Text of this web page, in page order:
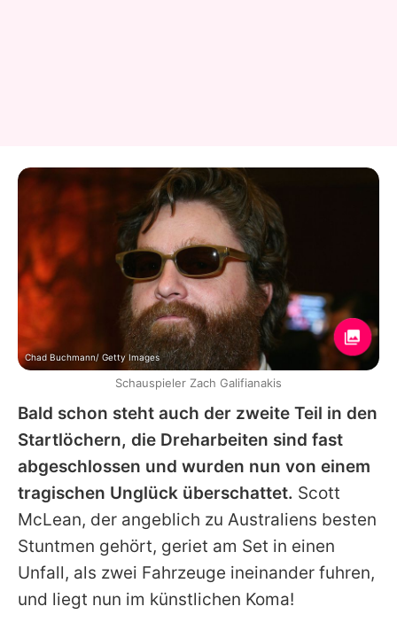
Bald schon steht auch der zweite Teil in den
Startlöchern, die Dreharbeiten sind fast
abgeschlossen und wurden nun von einem
tragischen Unglück überschattet. Scott
McLean, der angeblich zu Australiens besten
Stuntmen gehört, geriet am Set in einen
Unfall, als zwei Fahrzeuge ineinander fuhren,
und liegt nun im künstlichen Koma!
Chad Buchmann/ Getty Images
Schauspieler Zach Galifianakis